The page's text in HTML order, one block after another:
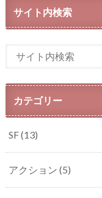
サイト内検索
カテゴリー
SF(13)
アクション (5)